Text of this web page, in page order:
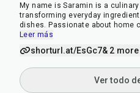
My name is Saramin is a
transforming everyday
dishes. Passionate about home
Leer más
shorturl.at/EsGc7& 2
Ver todo